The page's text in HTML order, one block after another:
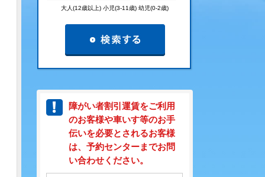
大人(12歳以上) 小児(3-11歳) 幼児(0-2歳)
障がい者割引運賃をご利用
のお客様や車いす等のお手
伝いを必要とされるお客様
は、予約センターまでお問
い合わせください。